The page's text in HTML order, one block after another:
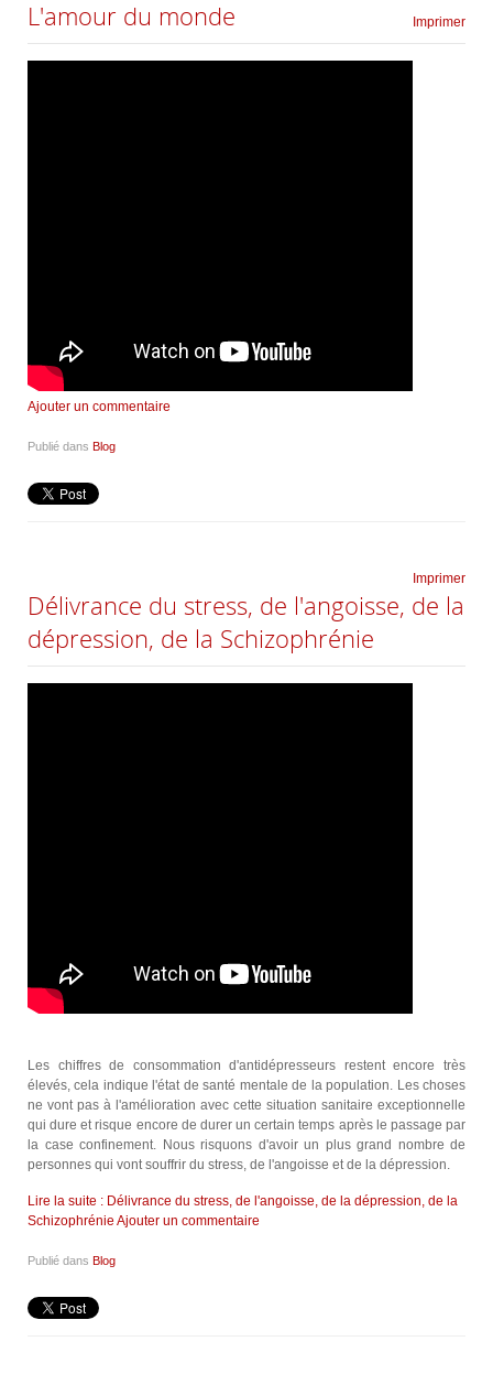
Imprimer
L'amour du monde
Ajouter un commentaire
Publié dans Blog
Imprimer
Délivrance du stress, de l'angoisse, de la
dépression, de la Schizophrénie
Les chiffres de consommation d'antidépresseurs restent encore très
élevés, cela indique l'état de santé mentale de la population. Les choses
ne vont pas à l'amélioration avec cette situation sanitaire exceptionnelle
qui dure et risque encore de durer un certain temps après le passage par
la case confinement. Nous risquons d'avoir un plus grand nombre de
personnes qui vont souffrir du stress, de l'angoisse et de la dépression.
Lire la suite : Délivrance du stress, de l'angoisse, de la dépression, de la
Schizophrénie Ajouter un commentaire
Publié dans Blog